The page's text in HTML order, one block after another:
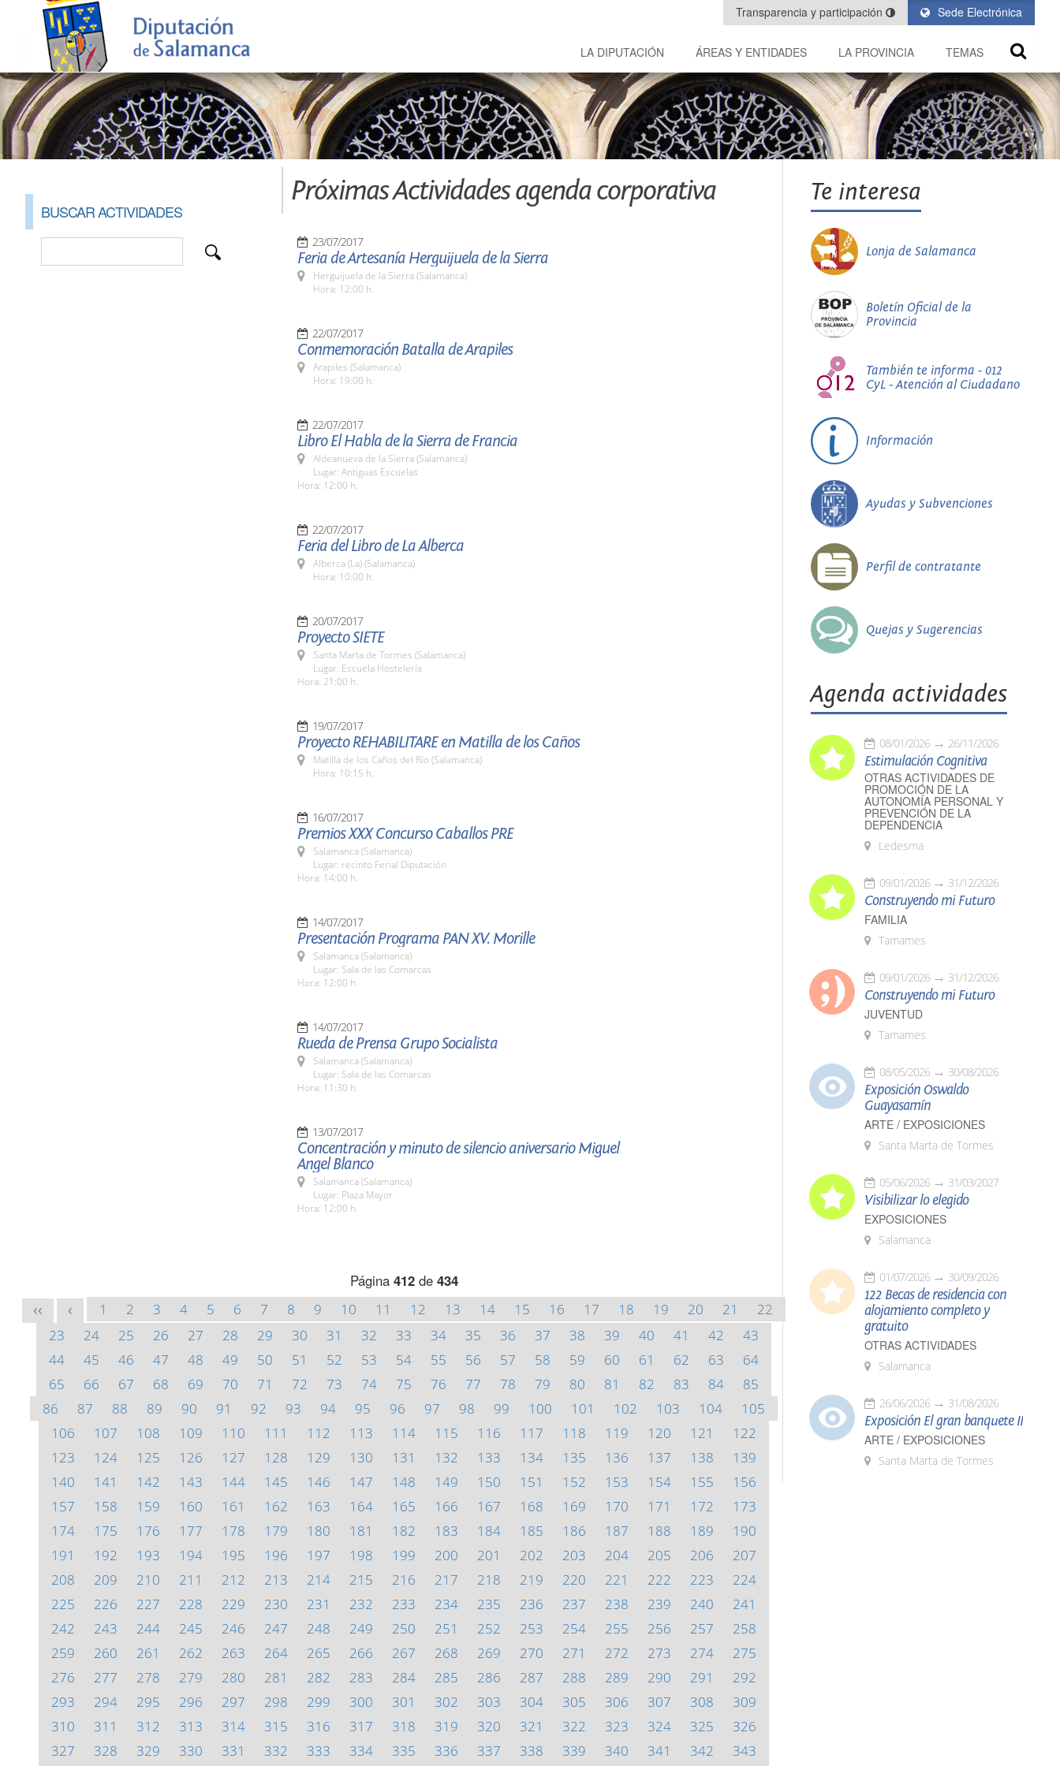
Sede Electrónica
Transparencia y participación
LA DIPUTACIÓN ÁREAS Y ENTIDADES LA PROVINCIA TEMAS
BUSCAR ACTIVIDADES
Próximas Actividades agenda corporativa
23/07/2017
Feria de Artesanía Herguijuela de la Sierra
Herguijuela de la Sierra (Salamanca)
Hora: 12:00 h.
22/07/2017
Conmemoración Batalla de Arapiles
Arapiles (Salamanca)
Hora: 19:00 h.
22/07/2017
Libro El Habla de la Sierra de Francia
Aldeanueva de la Sierra (Salamanca)
Lugar: Antiguas Escuelas
Hora: 12:00 h.
22/07/2017
Feria del Libro de La Alberca
Alberca (La) (Salamanca)
Hora: 10:00 h.
20/07/2017
Proyecto SIETE
Santa Marta de Tormes (Salamanca)
Lugar: Escuela Hostelería
Hora: 21:00 h.
19/07/2017
Proyecto REHABILITARE en Matilla de los Caños
Matilla de los Caños del Río (Salamanca)
Hora: 10:15 h.
16/07/2017
Premios XXX Concurso Caballos PRE
Salamanca (Salamanca)
Lugar: recinto Ferial Diputación
Hora: 14:00 h.
14/07/2017
Presentación Programa PAN XV. Morille
Salamanca (Salamanca)
Lugar: Sala de las Comarcas
Hora: 12:00 h.
14/07/2017
Rueda de Prensa Grupo Socialista
Salamanca (Salamanca)
Lugar: Sala de las Comarcas
Hora: 11:30 h.
13/07/2017
Concentración y minuto de silencio aniversario Miguel
Angel Blanco
Salamanca (Salamanca)
Lugar: Plaza Mayor
Hora: 12:00 h.
Página 412de 434
<< < 1 2 3 4 5 6 7 8 9 10 11 12 13 14 15 16 17 18 19 20 21
22
23
24 25 26 27 28 29 30 31 32 33 34 35 36 37 38 39 40 41 42
43
44
45 46 47 48 49 50 51 52 53 54 55 56 57 58 59 60 61 62 63
64
65
66 67 68 69 70 71 72 73 74 75 76 77 78 79 80 81 82 83 84
85
86
87 88 89 90 91 92 93 94 95 96 97 98 99 100 101 102 103 104
105
106
107 108 109 110 111 112 113 114 115 116 117 118 119 120 121
122
123
124 125 126 127 128 129 130 131 132 133 134 135 136 137 138
139
140
141 142 143 144 145 146 147 148 149 150 151 152 153 154 155
156
157
158 159 160 161 162 163 164 165 166 167 168 169 170 171 172
173
174
175 176 177 178 179 180 181 182 183 184 185 186 187 188 189
190
191
192 193 194 195 196 197 198 199 200 201 202 203 204 205 206
207
208
209 210 211 212 213 214 215 216 217 218 219 220 221 222 223
224
225
226 227 228 229 230 231 232 233 234 235 236 237 238 239 240
241
242
243 244 245 246 247 248 249 250 251 252 253 254 255 256 257
258
259
260 261 262 263 264 265 266 267 268 269 270 271 272 273 274
275
276
277 278 279 280 281 282 283 284 285 286 287 288 289 290 291
292
293
294 295 296 297 298 299 300 301 302 303 304 305 306 307 308
309
310
311 312 313 314 315 316 317 318 319 320 321 322 323 324 325
326
327
328 329 330 331 332 333 334 335 336 337 338 339 340 341 342 343
Te interesa
Lonja de Salamanca
Boletín Oficial de la
Provincia
También te informa - 012
CyL - Atención al Ciudadano
Información
Ayudas y Subvenciones
Perfil de contratante
Quejas y Sugerencias
Agenda actividades
08/01/2026 26/11/2026
Estimulación Cognitiva
OTRAS ACTIVIDADES DE
PROMOCIÓN DE LA
AUTONOMÍA PERSONAL Y
PREVENCIÓN DE LA
DEPENDENCIA
Ledesma
09/01/2026 31/12/2026
Construyendo mi Futuro
FAMILIA
Tamames
09/01/2026 31/12/2026
Construyendo mi Futuro
JUVENTUD
Tamames
08/05/2026 30/08/2026
Exposición Oswaldo
Guayasamín
ARTE / EXPOSICIONES
Santa Marta de Tormes
05/06/2026 31/03/2027
Visibilizar lo elegido
EXPOSICIONES
Salamanca
01/07/2026 30/09/2026
122 Becas de residencia con
alojamiento completo y
gratuito
OTRAS ACTIVIDADES
Salamanca
26/06/2026 31/08/2026
Exposición El gran banquete II
ARTE / EXPOSICIONES
Santa Marta de Tormes